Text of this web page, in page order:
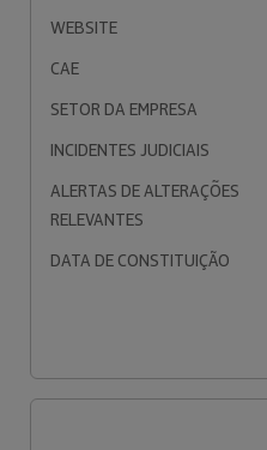
WEBSITE
CAE
SETOR DA EMPRESA
INCIDENTES JUDICIAIS
ALERTAS DE ALTERAÇÕES
RELEVANTES
DATA DE CONSTITUIÇÃO